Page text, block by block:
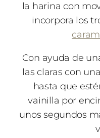
la harina con
incorpora los
Con ayuda de
las claras con
hasta que
vainilla por
unos segundos